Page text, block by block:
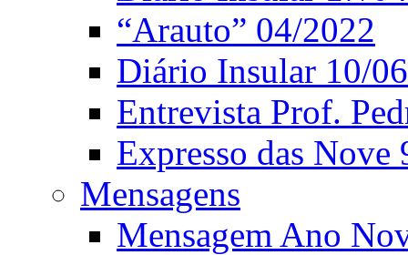
“Arauto” 04/2022
Diário Insular 10/
Entrevista Prof.
Expresso das Nove
Mensagens
Mensagem Ano